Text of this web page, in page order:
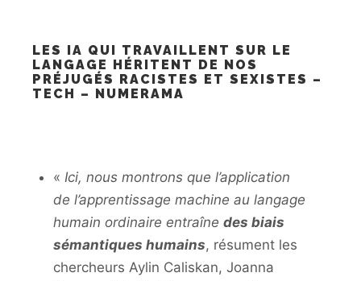
LES IA QUI TRAVAILLENT SUR LE
LANGAGE HÉRITENT DE NOS
PRÉJUGÉS RACISTES ET SEXISTES –
TECH – NUMERAMA
« Ici, nous montrons que l’application
de l’apprentissage machine au langage
humain ordinaire entraîne des biais
sémantiques humains, résument les
chercheurs Aylin Caliskan, Joanna